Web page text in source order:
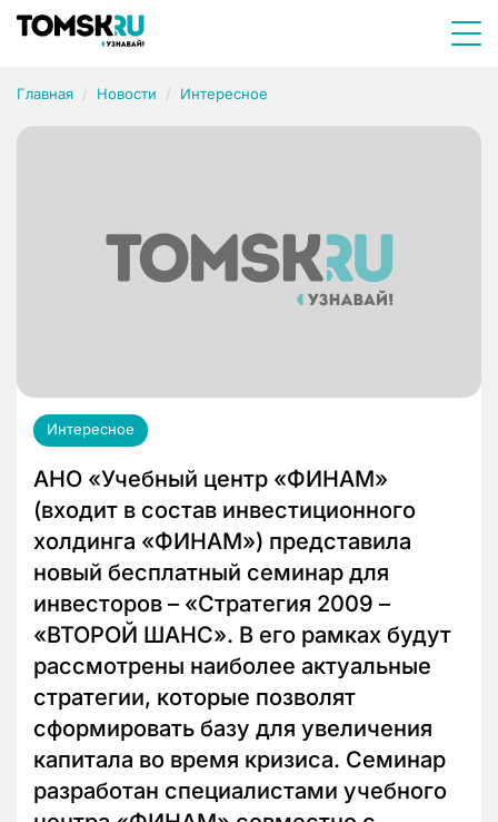
Главная Новости Интересное
Интересное
АНО «Учебный центр «ФИНАМ»
(входит в состав инвестиционного
холдинга «ФИНАМ») представила
новый бесплатный семинар для
инвесторов – «Стратегия 2009 –
«ВТОРОЙ ШАНС». В его рамках будут
рассмотрены наиболее актуальные
стратегии, которые позволят
сформировать базу для увеличения
капитала во время кризиса. Семинар
разработан специалистами учебного